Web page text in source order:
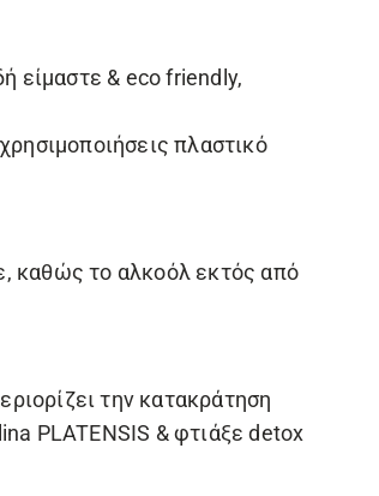
είμαστε & eco friendly,
πλαστικό
καθώς το αλκοόλ εκτός από
την κατακράτηση
PLATENSIS & φτιάξε detox